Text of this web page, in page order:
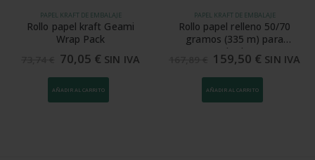
PAPEL KRAFT DE EMBALAJE
Rollo papel kraft Geami
Wrap Pack
70,05 € SIN IVA
AÑADIR AL CARRITO
PAPEL KRAFT DE EMBALAJE
Rollo papel relleno 50/70
gramos (335 m) para
PadPak Sr
159,50 € SIN IVA
AÑADIR AL CARRITO